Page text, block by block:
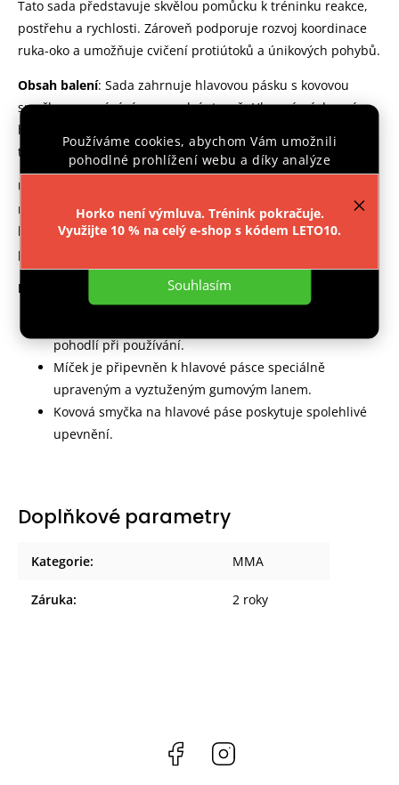
Používáme cookies, abychom Vám umožnili
pohodlné prohlížení webu a díky analýze
provozu webu neustále zlepšovali jeho funkce,
Nastavení
Souhlasím
Horko není výmluva. Trénink pokračuje.
Využijte 10 % na celý e-shop s kódem LETO10.
Tato sada představuje skvělou pomůcku k tréninku reakce,
postřehu a rychlosti. Zároveň podporuje rozvoj koordinace
ruka-oko a umožňuje cvičení protiútoků a únikových pohybů.
Obsah balení: Sada zahrnuje hlavovou pásku s kovovou
smyčkou a zapínáním na zadní straně. Hlavová páska má
háček pro upevnění a snadné používání. Součástí balení je
také míček s elastickou páskou.
Univerzální využití
nebo zlepšení soustředění. Perfektní pro krátké přestávky
během práce nebo studia. Skvělý pro trénink na pláži, v
parku nebo kdekoli jinde.
Konstrukce a materiály
pohodlí při používání.
Míček je připevněn k hlavové pásce speciálně
upraveným a vyztuženým gumovým lanem.
Kovová smyčka na hlavové páse poskytuje spolehlivé
upevnění.
Doplňkové parametry
Kategorie: MMA
Záruka: 2 roky
Facebook